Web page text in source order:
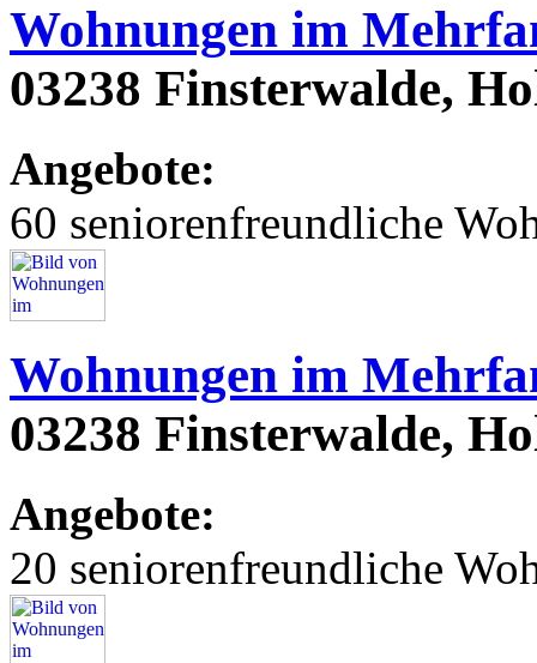
Wohnungen im
03238 Finsterwalde,
Angebote:
60 seniorenfreundliche
Wohnungen im
03238 Finsterwalde,
Angebote:
20 seniorenfreundliche